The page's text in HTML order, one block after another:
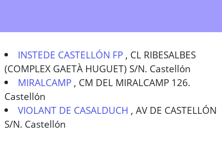
INSTEDE CASTELLÓN FP , CL RIBESALBES
(COMPLEX GAETÀ HUGUET) S/N. Castellón
MIRALCAMP , CM DEL MIRALCAMP 126.
Castellón
VIOLANT DE CASALDUCH ,AV DE CASTELLÓN
S/N. Castellón